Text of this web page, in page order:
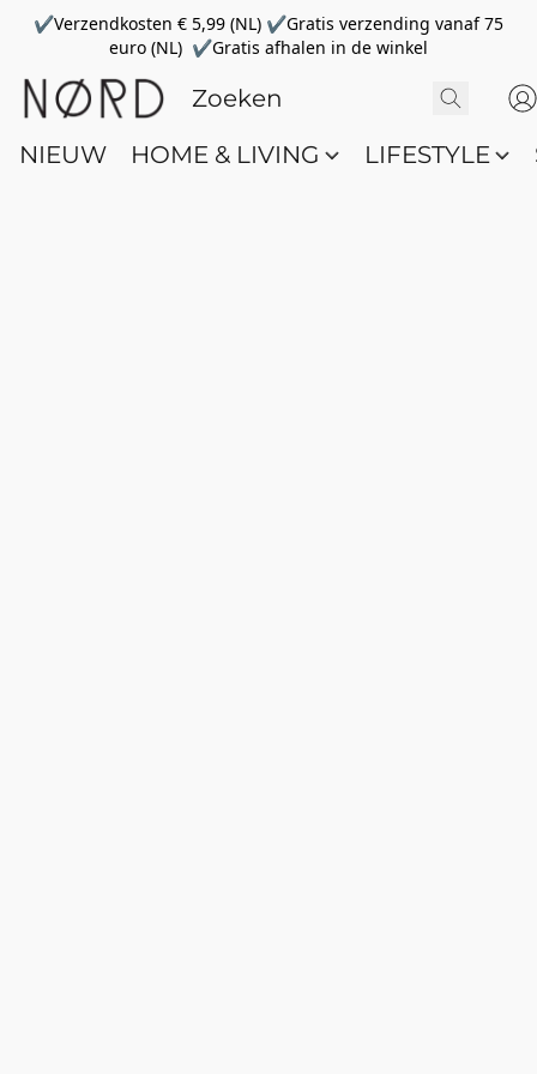
✔Verzendkosten € 5,99 (NL) ✔Gratis verzending vanaf 75
euro (NL) ✔Gratis afhalen in de winkel
NIEUW HOME & LIVING LIFESTYLE